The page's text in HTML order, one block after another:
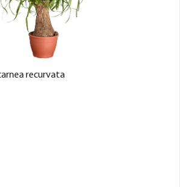
recurvata